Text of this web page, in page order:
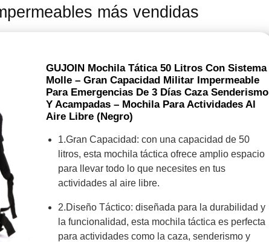
más vendidas
GUJOIN Mochila Tática 50 Litros Con Sistema
Molle – Gran Capacidad Militar Impermeable
Para Emergencias De 3 Días Caza Senderismo
Y Acampadas – Mochila Para Actividades Al
Aire Libre (Negro)
1.Gran Capacidad: con una capacidad de 50
litros, esta mochila táctica ofrece amplio espacio
para llevar todo lo que necesites en tus
actividades al aire libre.
2.Diseño Táctico: diseñada para la durabilidad y
la funcionalidad, esta mochila táctica es perfecta
para actividades como la caza, senderismo y